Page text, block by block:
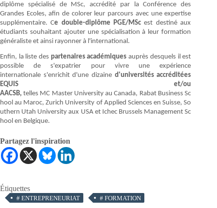
diplôme spécialisé de MSc, accrédité par la Conférence des
Grandes Ecoles, afin de colorer leur parcours avec une expertise
supplémentaire. Ce double-diplôme PGE/MSc est destiné aux
étudiants souhaitant ajouter une spécialisation à leur formation
généraliste et ainsi rayonner à l'international.
Enfin, la liste des partenaires académiques auprès desquels il est
possible de s'expatrier pour vivre une expérience
internationale s'enrichit d'une dizaine d'universités accréditées
EQUIS et/ou
AACSB,telles MC Master University au Canada, Rabat Business Sc
hool au Maroc, Zurich University of Applied Sciences en Suisse, So
uthern Utah University aux USA et Ichec Brussels Management Sc
hool en Belgique.
Partagez l'inspiration
Étiquettes
# ENTREPRENEURIAT # FORMATION